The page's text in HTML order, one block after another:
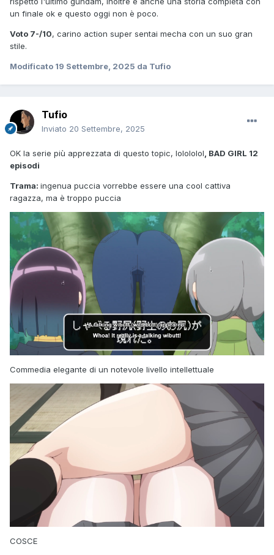
un finale ok e questo oggi non è poco.
Voto 7-/10, carino action super sentai mecha con un suo gran
stile.
Modificato 19 Settembre, 2025 da Tufio
Tufio
Inviato 20 Settembre, 2025
OK la serie più apprezzata di questo topic, lolololol, BAD GIRL 12
episodi
Trama: ingenua puccia vorrebbe essere una cool cattiva
ragazza, ma è troppo puccia
Commedia elegante di un notevole livello intellettuale
COSCE